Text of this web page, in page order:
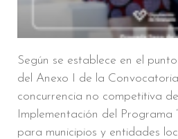
Según se establece en el
del Anexo I de la
concurrencia no competitiva
Implementación del Programa
para municipios y entidades